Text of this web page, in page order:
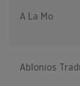
A La Mo
Ablonios